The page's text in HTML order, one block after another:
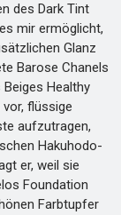
des Dark Tint
mir ermöglicht,
Glanz
Barose Chanels
Healthy
flüssige
aufzutragen,
Hakuhodo-
er, weil sie
Foundation
Farbtupfer